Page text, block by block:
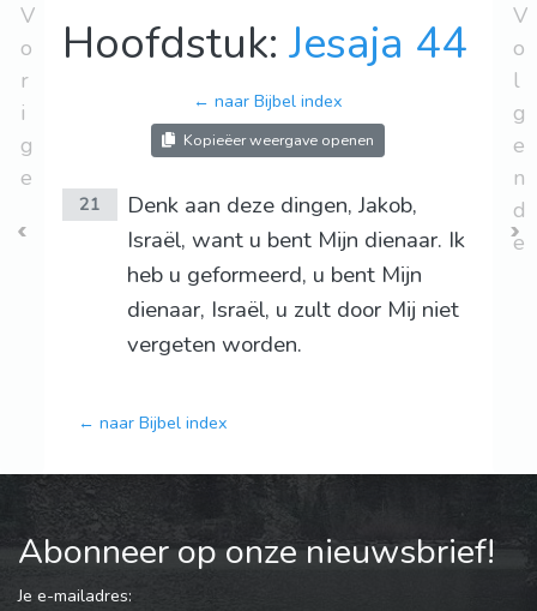
V
o
r
i
g
e
Hoofdstuk:Jesaja 44
← naar Bijbel index
Kopieëer weergave openen
21
Denk aan deze dingen, Jakob,
Israël, want u bent Mijn dienaar. Ik
heb u geformeerd, u bent Mijn
dienaar, Israël, u zult door Mij niet
vergeten worden.
← naar Bijbel index
V
o
l
g
e
n
d
e
Abonneer op onze nieuwsbrief!
Je e-mailadres: